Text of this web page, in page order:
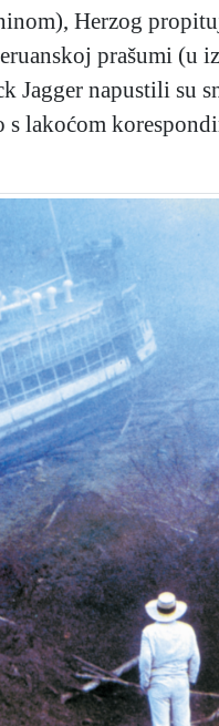
Herzog
prašumi (u
napustili su
lakoćom